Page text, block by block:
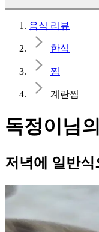
음식 리뷰
한식
찜
계란찜
독정이님
저녁에 일반